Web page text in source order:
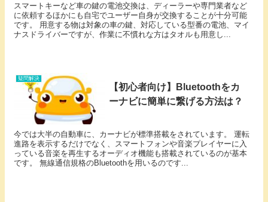
スマートキーなど車の鍵の電池交換は、ディーラーや専門業者など
に依頼するほかにも自宅でユーザー自身が交換することが十分可能
です。 用意する物は対象の車の鍵、対応している型番の電池、マイ
ナスドライバーですが、作業に不慣れな方はタオルも用意し...
疑問解決
【初心者向け】Bluetoothをカ
ーナビに簡単に繋げる方法は？
今では大半の自動車に、カーナビが標準搭載をされています。 運転
進路を表示するだけでなく、スマートフォンや音楽プレイヤーに入
っている音楽を再生するオーディオ機能も搭載されているのが基本
です。 無線通信規格のBluetoothを用いるのです...